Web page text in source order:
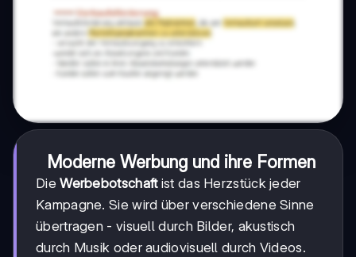
Moderne Werbung und ihre Formen
DieWerbebotschaftist das Herzstück jeder
Kampagne. Sie wird über verschiedene Sinne
übertragen - visuell durch Bilder, akustisch
durch Musik oder audiovisuell durch Videos.